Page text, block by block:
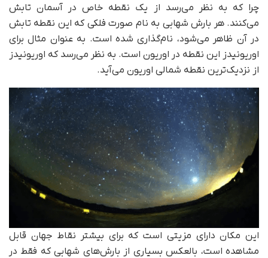
چرا که به نظر می‌رسد از یک نقطه خاص در آسمان تابش
می‌کنند. هر بارش شهابی به نام صورت فلکی که این نقطه تابش
در آن ظاهر می‌شود، نام‌گذاری شده است. به عنوان مثال برای
اوریونیدز این نقطه در اوریون است. به نظر می‌رسد که اوریونیدز
از نزدیک‌ترین نقطه شمالی اوریون می‌آید.
این مکان دارای مزیتی است که برای بیشتر نقاط جهان قابل
مشاهده است، بالعکس بسیاری از بارش‌های شهابی که فقط در